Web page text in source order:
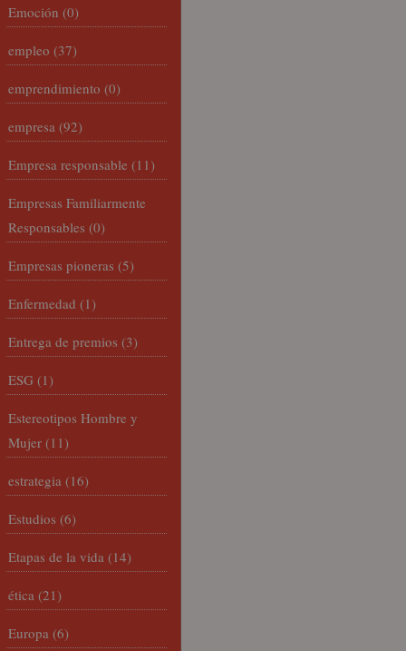
Emoción (0)
empleo (37)
emprendimiento (0)
empresa (92)
Empresa responsable (11)
Empresas Familiarmente
Responsables (0)
Empresas pioneras (5)
Enfermedad (1)
Entrega de premios (3)
ESG (1)
Estereotipos Hombre y
Mujer (11)
estrategia (16)
Estudios (6)
Etapas de la vida (14)
ética (21)
Europa (6)